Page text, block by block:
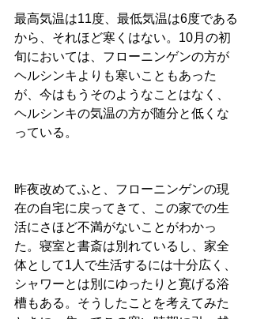
最高気温は11度、最低気温は6度である
から、それほど寒くはない。10月の初
旬においては、フローニンゲンの方が
ヘルシンキよりも寒いこともあった
が、今はもうそのようなことはなく、
ヘルシンキの気温の方が随分と低くな
っている。
昨夜改めてふと、フローニンゲンの現
在の自宅に戻ってきて、この家での生
活にさほど不満がないことがわかっ
た。寝室と書斎は別れているし、家全
体として1人で生活するには十分広く、
シャワーとは別にゆったりと寛げる浴
槽もある。そうしたことを考えてみた